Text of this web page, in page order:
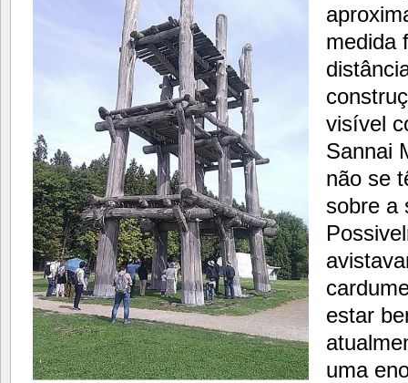
medida
visível
Sannai
não se
sobre a
estar
uma